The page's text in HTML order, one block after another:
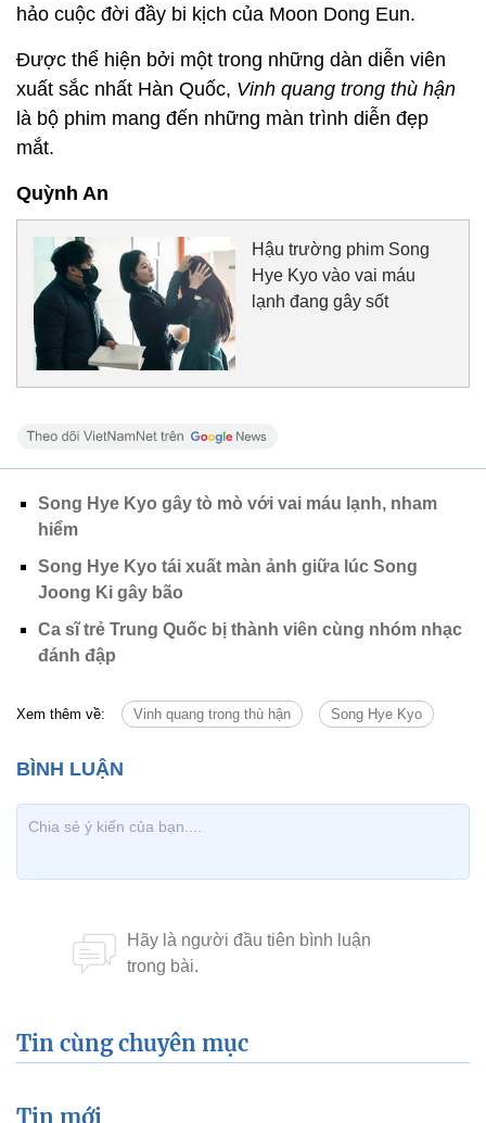
hảo cuộc đời đầy bi kịch của Moon Dong Eun.
Được thể hiện bởi một trong những dàn diễn viên
xuất sắc nhất Hàn Quốc, Vinh quang trong thù hận
là bộ phim mang đến những màn trình diễn đẹp
mắt.
Quỳnh An
Hậu trường phim Song
Hye Kyo vào vai máu
lạnh đang gây sốt
Song Hye Kyo gây tò mò với vai máu lạnh, nham
hiểm
Song Hye Kyo tái xuất màn ảnh giữa lúc Song
Joong Ki gây bão
Ca sĩ trẻ Trung Quốc bị thành viên cùng nhóm nhạc
đánh đập
Xem thêm về: Vinh quang trong thù hận Song Hye Kyo
Tin cùng chuyên mục
Tin mới